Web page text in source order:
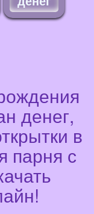
денег,
в
парня с